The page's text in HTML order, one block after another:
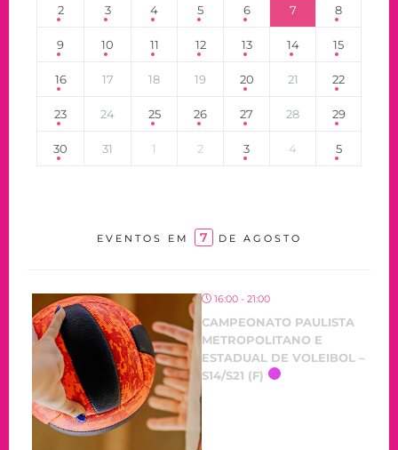
2 3 4 5 6 7 8
9 10 11 12 13 14 15
16 17 18 19 20 21 22
23 24 25 26 27 28 29
30 31 1 2 3 4 5
EVENTOS EM 7 DE AGOSTO
16:00 - 21:00
CAMPEONATO PAULISTA
METROPOLITANO E
ESTADUAL DE VOLEIBOL –
S14/S21 (F)